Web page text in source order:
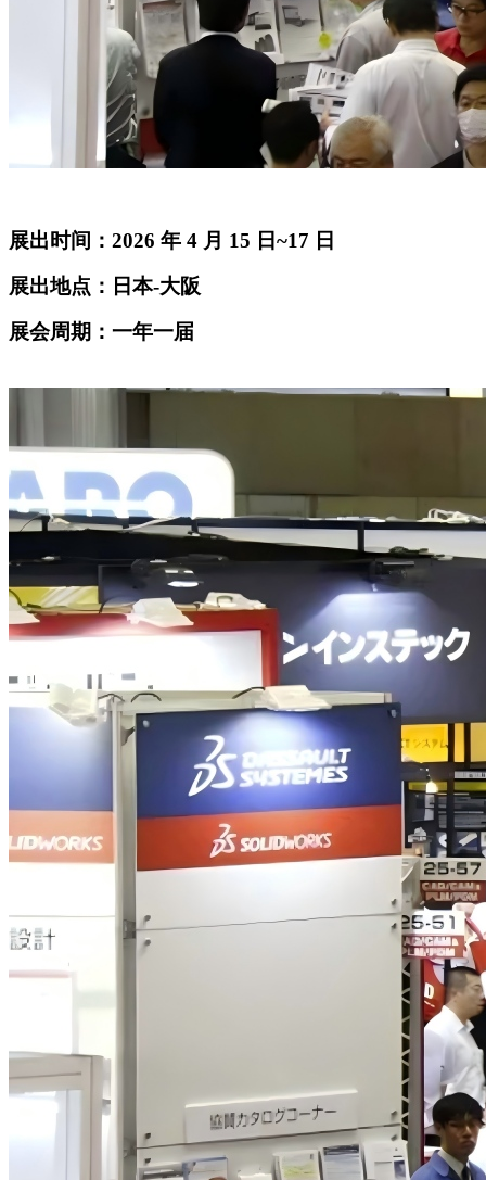
展出时间：2026 年 4 月 15 日~17 日
展出地点：日本-大阪
展会周期：一年一届